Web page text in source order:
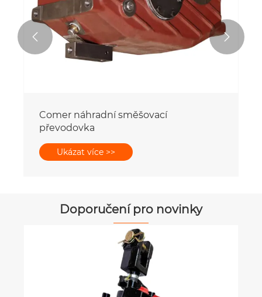
Comer náhradní směšovací
převodovka
Ukázat více >>
 
Doporučení pro novinky
Jak funguje univerzální spojka v
mechanických systémech?